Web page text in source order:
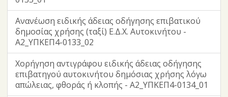
Ανανέωση ειδικής άδειας οδήγησης επιβατικού
δημοσίας χρήσης (ταξί) Ε.Δ.Χ. Αυτοκινήτου -
Α2_ΥΠΚΕΠ4-0133_02
Χορήγηση αντιγράφου ειδικής άδειας οδήγησης
επιβατηγού αυτοκινήτου δημόσιας χρήσης λόγω
απώλειας, φθοράς ή κλοπής - Α2_ΥΠΚΕΠ4-0134_01